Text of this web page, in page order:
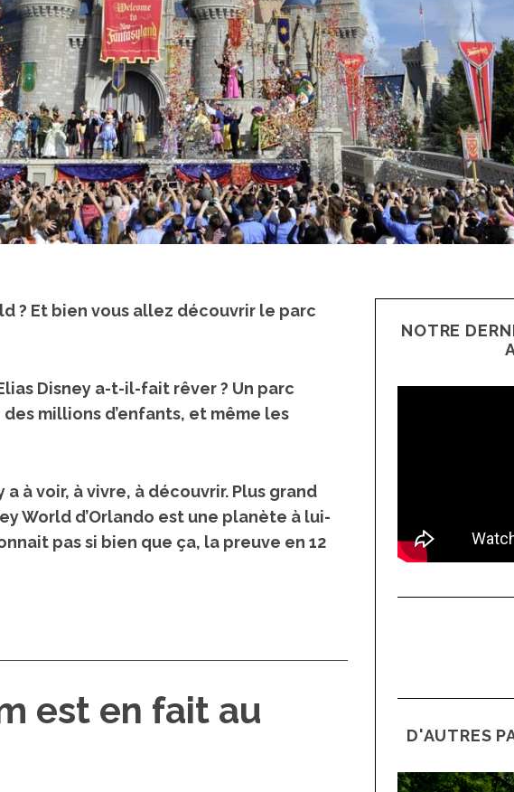
? Et bien vous allez découvrir le parc
Disney a-t-il-fait rêver ? Un parc
millions d’enfants, et même les
à voir, à vivre, à découvrir. Plus grand
World d’Orlando est une planète à lui-
pas si bien que ça, la preuve en 12
est en fait au
NOTRE
D'AUTRES